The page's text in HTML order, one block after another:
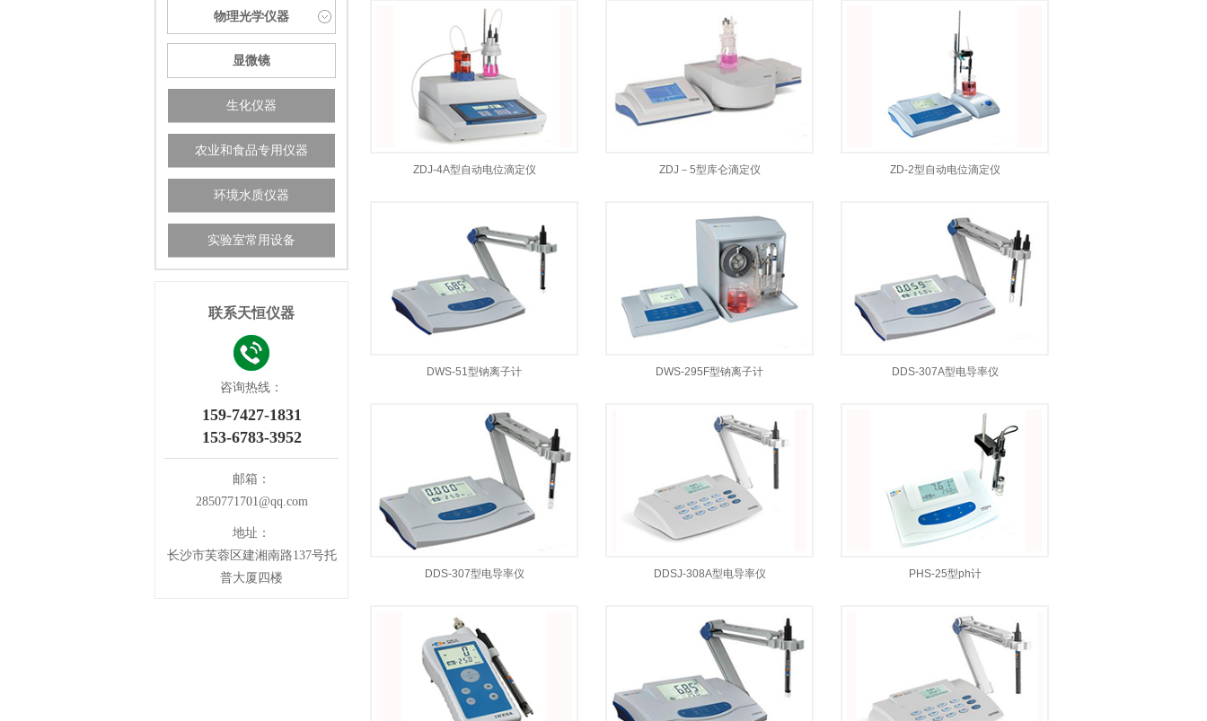
物理光学仪器
显微镜
生化仪器
农业和食品专用仪器
环境水质仪器
实验室常用设备
联系天恒仪器
咨询热线：
159-7427-1831
153-6783-3952
邮箱：
2850771701@qq.com
地址：
长沙市芙蓉区建湘南路137号托
普大厦四楼
ZDJ-4A型自动电位滴定仪 ZDJ－5型库仑滴定仪 ZD-2型自动电位滴定仪
DWS-51型钠离子计 DWS-295F型钠离子计 DDS-307A型电导率仪
DDS-307型电导率仪 DDSJ-308A型电导率仪 PHS-25型ph计